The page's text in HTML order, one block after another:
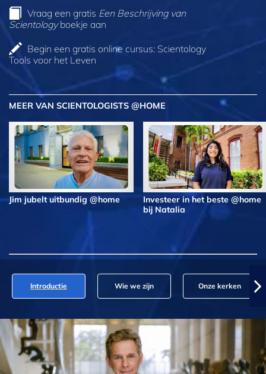
Vraag een gratis Een Beschrijving van
Scientologyboekje aan
Begin een gratis online cursus: Scientology
Tools voor het Leven
MEER VAN SCIENTOLOGISTS @HOME
Jim jubelt uitbundig @home
Investeer in het beste @home
bij Natalia
Introductie Wie we zijn Onze kerken